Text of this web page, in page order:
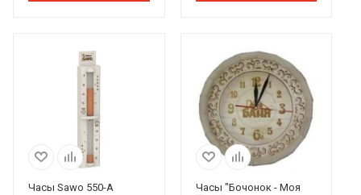
Часы Sawo 550-A
Часы "Бочонок - Моя